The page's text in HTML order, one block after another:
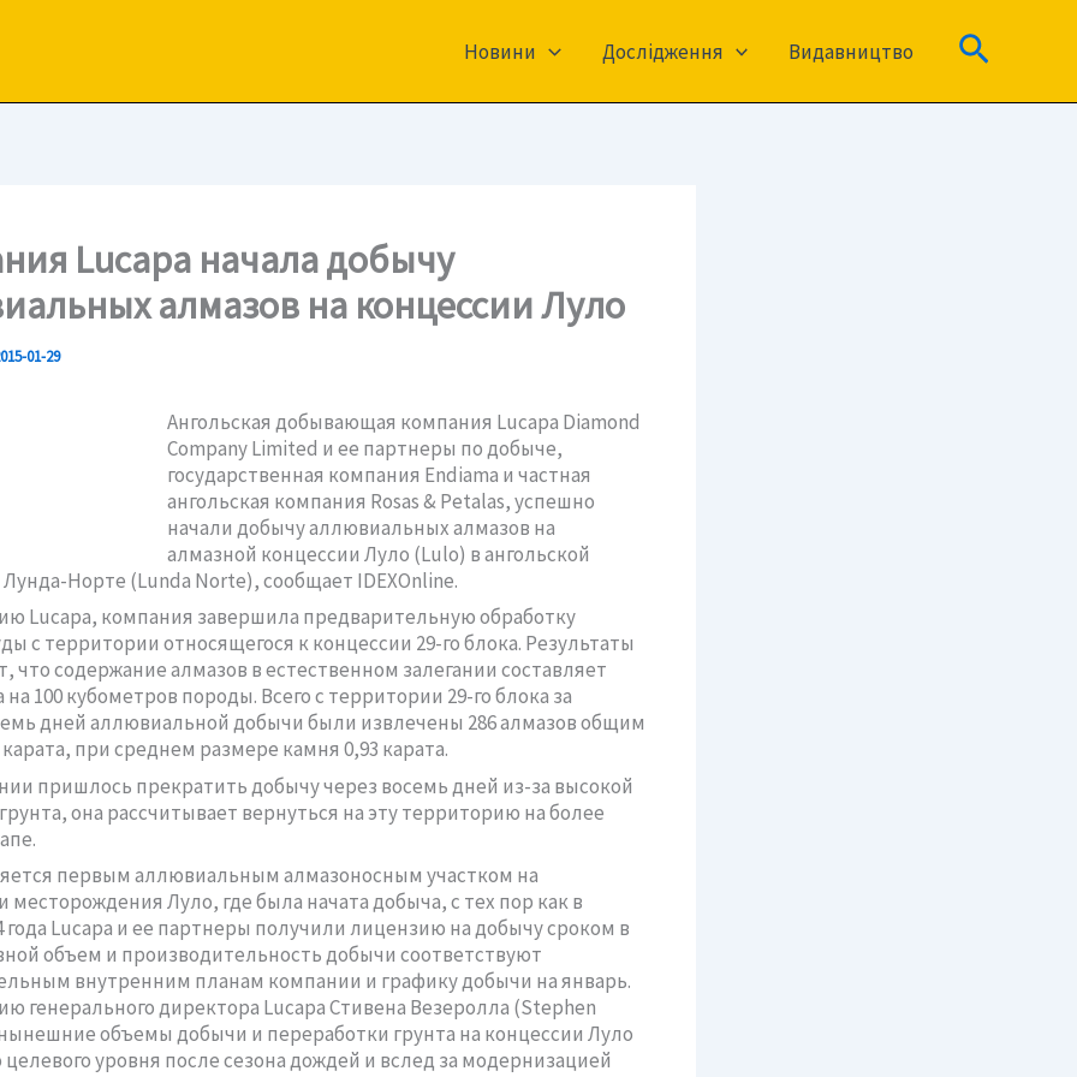
Новини Дослідження Видавництво Пошук
Lucapa начала добычу
алмазов на концессии Луло
01-29
Ангольская добывающая компания Lucapa Diamond
Company Limited и ее партнеры по добыче,
государственная компания Endiama и частная
ангольская компания Rosas & Petalas, успешно
начали добычу аллювиальных алмазов на
алмазной концессии Луло (Lulo) в ангольской
Норте (Lunda Norte), сообщает IDEXOnline.
Lucapa, компания завершила предварительную обработку
с территории относящегося к концессии 29-го блока. Результаты
что содержание алмазов в естественном залегании составляет
на 100 кубометров породы. Всего с территории 29-го блока за
дней аллювиальной добычи были извлечены 286 алмазов общим
при среднем размере камня 0,93 карата.
пришлось прекратить добычу через восемь дней из-за высокой
она рассчитывает вернуться на эту территорию на более
первым аллювиальным алмазоносным участком на
месторождения Луло, где была начата добыча, с тех пор как в
года Lucapa и ее партнеры получили лицензию на добычу сроком в
объем и производительность добычи соответствуют
внутренним планам компании и графику добычи на январь.
генерального директора Lucapa Стивена Везеролла (Stephen
объемы добычи и переработки грунта на концессии Луло
уровня после сезона дождей и вслед за модернизацией